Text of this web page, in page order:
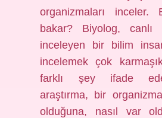
organizmaları inceler.
bakar? Biyolog, canlı
inceleyen bir bilim
incelemek çok
farklı şey ifade
araştırma, bir
olduğuna, nasıl var